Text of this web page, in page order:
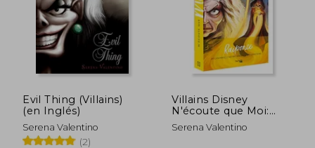
Evil Thing (Villains)
(en Inglés)
Serena Valentino
(2)
Villains Disney
N'écoute que Moi:
L'histoire de Mère
Gothel (en Francés)
Serena Valentino